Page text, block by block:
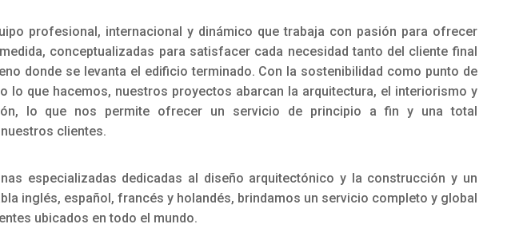
profesional, internacional y dinámico que trabaja con pasión para ofrecer
conceptualizadas para satisfacer cada necesidad tanto del cliente final
donde se levanta el edificio terminado. Con la sostenibilidad como punto de
lo que hacemos, nuestros proyectos abarcan la arquitectura, el interiorismo y
lo que nos permite ofrecer un servicio de principio a fin y una total
clientes.
especializadas dedicadas al diseño arquitectónico y la construcción y un
inglés, español, francés y holandés, brindamos un servicio completo y global
ubicados en todo el mundo.